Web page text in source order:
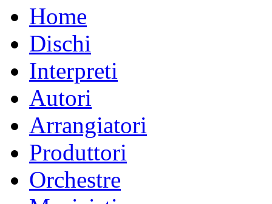
Home
Dischi
Interpreti
Autori
Arrangiatori
Produttori
Orchestre